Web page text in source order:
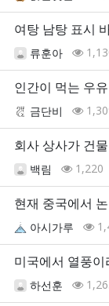
여탕 남탕 표시
류훈아
인간이 먹는 우
금단비
회사 상사가 건
백림 1,220
현재 중국에서
아시가루
미국에서 열풍
하선훈